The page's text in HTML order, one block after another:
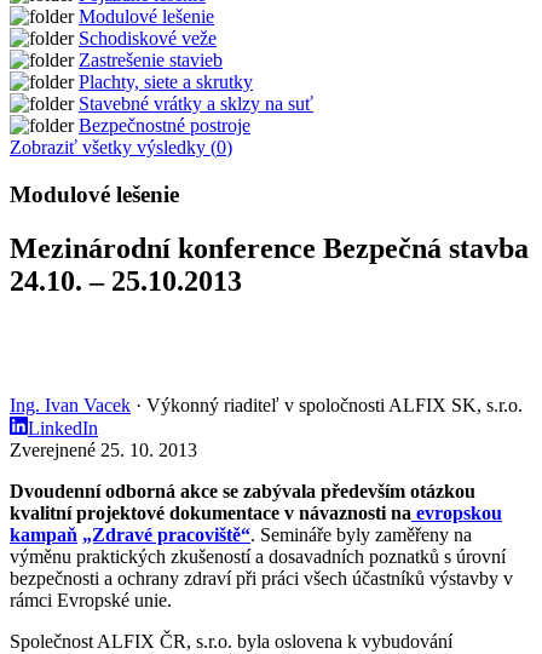
Modulové lešenie
Schodiskové veže
Zastrešenie stavieb
Plachty, siete a skrutky
Stavebné vrátky a sklzy na suť
Bezpečnostné postroje
Zobraziť všetky výsledky (0)
Modulové lešenie
Mezinárodní konference Bezpečná stavba
24.10. – 25.10.2013
Ing. Ivan Vacek · Výkonný riaditeľ v spoločnosti ALFIX SK, s.r.o.
LinkedIn
Zverejnené 25. 10. 2013
Dvoudenní odborná akce se zabývala především otázkou
kvalitní projektové dokumentace v návaznosti na evropskou
kampaň „Zdravé pracoviště“. Semináře byly zaměřeny na
výměnu praktických zkušeností a dosavadních poznatků s úrovní
bezpečnosti a ochrany zdraví při práci všech účastníků výstavby v
rámci Evropské unie.
Společnost ALFIX ČR, s.r.o. byla oslovena k vybudování